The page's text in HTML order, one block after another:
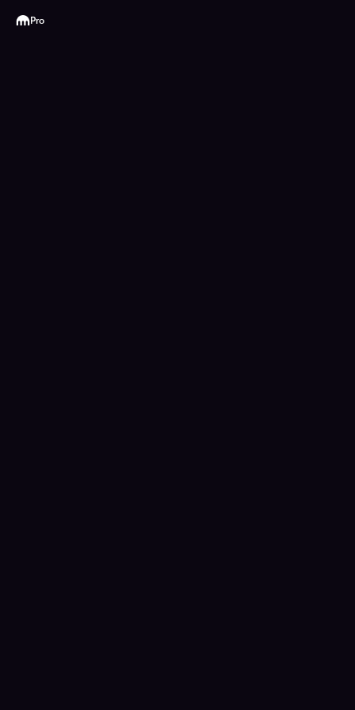
Kraken
Pro